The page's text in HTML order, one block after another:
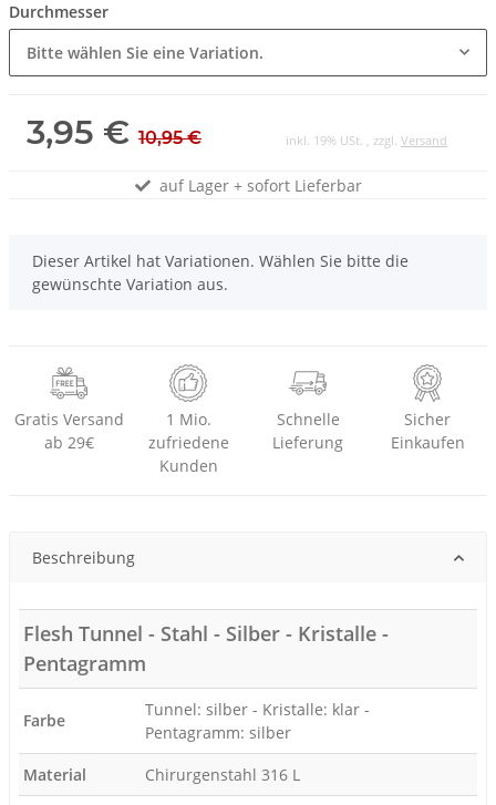
Durchmesser
Bitte wählen Sie eine Variation.
3,95 € 10,95 € inkl. 19% USt. , zzgl. Versand
auf Lager + sofort Lieferbar
x
Dieser Artikel hat Variationen. Wählen Sie bitte die
gewünschte Variation aus.
Gratis Versand
ab 29€
1 Mio.
zufriedene
Kunden
Schnelle
Lieferung
Sicher
Einkaufen
Beschreibung
Flesh Tunnel - Stahl - Silber - Kristalle -
Pentagramm
Farbe
Tunnel: silber - Kristalle: klar -
Pentagramm: silber
Material
Chirurgenstahl 316 L